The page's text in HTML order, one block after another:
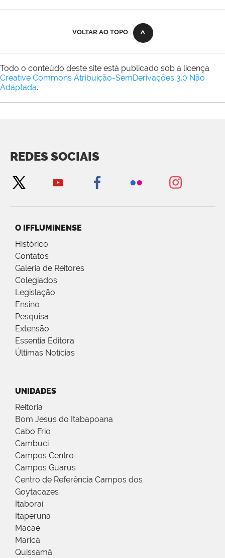
VOLTAR AO TOPO
Todo o conteúdo deste site está publicado sob a licença
Creative Commons Atribuição-SemDerivações 3.0 Não
Adaptada.
REDES SOCIAIS
O IFFLUMINENSE
Histórico
Contatos
Galeria de Reitores
Colegiados
Legislação
Ensino
Pesquisa
Extensão
Essentia Editora
Últimas Notícias
UNIDADES
Reitoria
Bom Jesus do Itabapoana
Cabo Frio
Cambuci
Campos Centro
Campos Guarus
Centro de Referência Campos dos
Goytacazes
Itaboraí
Itaperuna
Macaé
Maricá
Quissamã